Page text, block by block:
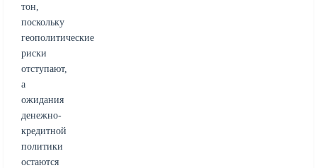
тон,
поскольку
геополитические
риски
отступают,
а
ожидания
денежно-
кредитной
политики
остаются